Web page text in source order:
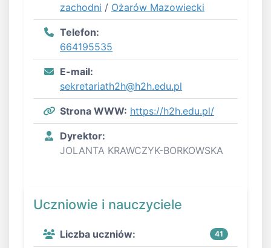
zachodni / Ożarów Mazowiecki
Telefon:
664195535
E-mail:
sekretariath2h@h2h.edu.pl
Strona WWW: https://h2h.edu.pl/
Dyrektor:
JOLANTA KRAWCZYK-BORKOWSKA
Uczniowie i nauczyciele
Liczba uczniów: 41